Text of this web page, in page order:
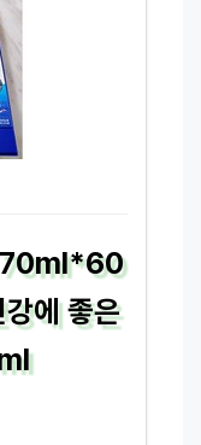
70ml*60
에 좋은